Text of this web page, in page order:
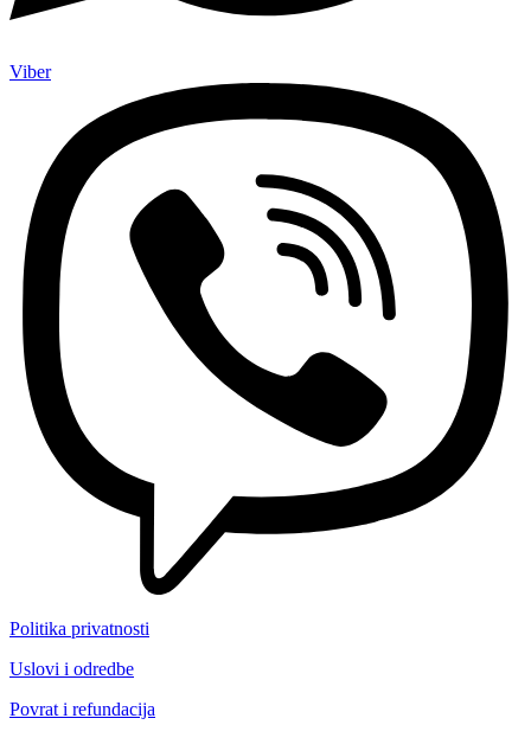
Viber
Politika privatnosti
Uslovi i odredbe
Povrat i refundacija